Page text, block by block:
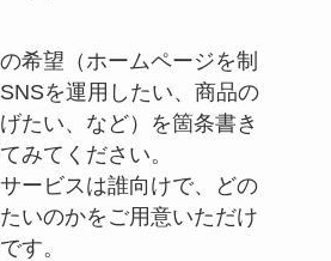
希望（ホームページを制
を運用したい、商品の
たい、など）を箇条書き
みてください。
ービスは誰向けで、どの
いのかをご用意いただけ
す。